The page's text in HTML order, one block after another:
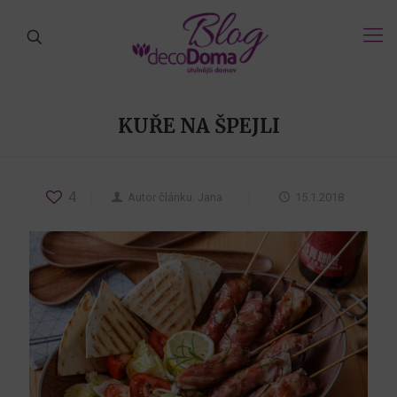
KUŘE NA ŠPEJLI
4 Autor článku: Jana 15.1.2018